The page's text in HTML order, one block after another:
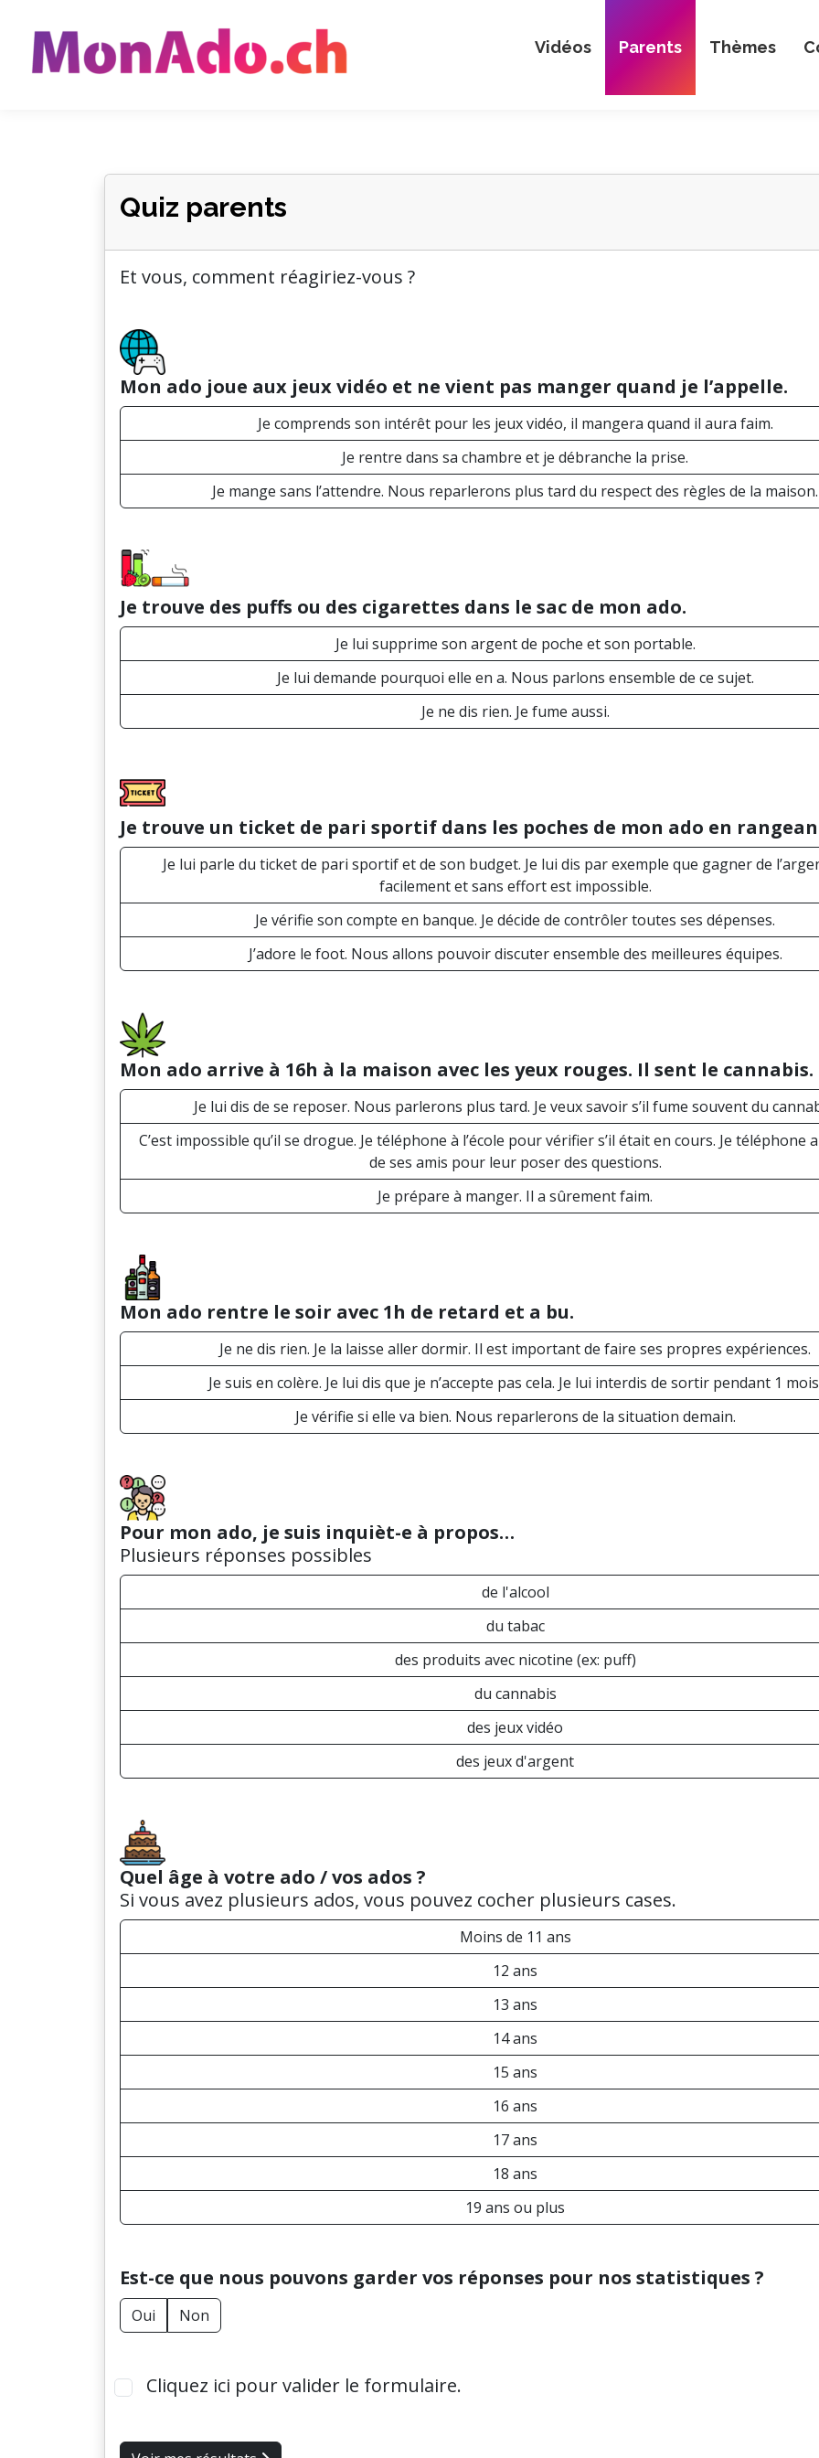
Vidéos Parents Thèmes
Quiz parents
Et vous, comment réagiriez-vous ?
Mon ado joue aux jeux vidéo et ne vient pas manger quand je l’appelle.
Je comprends son intérêt pour les jeux vidéo, il mangera quand il aura faim.
Je rentre dans sa chambre et je débranche la prise.
Je mange sans l’attendre. Nous reparlerons plus tard du respect des règles de la maison.
Je trouve des puffs ou des cigarettes dans le sac de mon ado.
Je lui supprime son argent de poche et son portable.
Je lui demande pourquoi elle en a. Nous parlons ensemble de ce sujet.
Je ne dis rien. Je fume aussi.
Je trouve un ticket de pari sportif dans les poches de mon ado en
Je lui parle du ticket de pari sportif et de son budget. Je lui dis par exemple que gagner de
facilement et sans effort est impossible.
Je vérifie son compte en banque. Je décide de contrôler toutes ses dépenses.
J’adore le foot. Nous allons pouvoir discuter ensemble des meilleures équipes.
Mon ado arrive à 16h à la maison avec les yeux rouges. Il sent le cannabis.
Je lui dis de se reposer. Nous parlerons plus tard. Je veux savoir s’il fume souvent du
C’est impossible qu’il se drogue. Je téléphone à l’école pour vérifier s’il était en cours. Je téléphone
de ses amis pour leur poser des questions.
Je prépare à manger. Il a sûrement faim.
Mon ado rentre le soir avec 1h de retard et a bu.
Je ne dis rien. Je la laisse aller dormir. Il est important de faire ses propres expériences.
Je suis en colère. Je lui dis que je n’accepte pas cela. Je lui interdis de sortir pendant 1
Je vérifie si elle va bien. Nous reparlerons de la situation demain.
Pour mon ado, je suis inquièt-e à propos…
Plusieurs réponses possibles
de l'alcool
du tabac
des produits avec nicotine (ex: puff)
du cannabis
des jeux vidéo
des jeux d'argent
Quel âge à votre ado / vos ados ?
Si vous avez plusieurs ados, vous pouvez cocher plusieurs cases.
Moins de 11 ans
12 ans
13 ans
14 ans
15 ans
16 ans
17 ans
18 ans
19 ans ou plus
Est-ce que nous pouvons garder vos réponses pour nos statistiques ?
Oui Non
Cliquez ici pour valider le formulaire.